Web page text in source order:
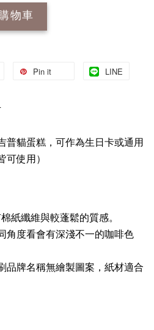
物車
Pin it LINE
普貓蛋糕，可作為生日卡或通用
可使用）
紙纖維與較蓬鬆的質感。
角度看會有深淺不一的咖啡色
品牌名稱無繪製圖案，紙材適合